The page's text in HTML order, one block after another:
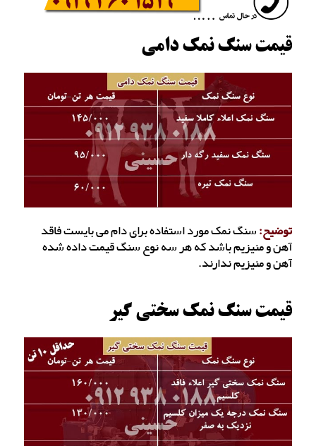
قیمت سنگ نمک دامی
توضیح:سنگ نمک مورد استفاده برای دام می بایست فاقد
آهن و منیزیم باشد که هر سه نوع سنگ قیمت داده شده
آهن و منیزیم ندارند.
قیمت سنگ نمک سختی گیر